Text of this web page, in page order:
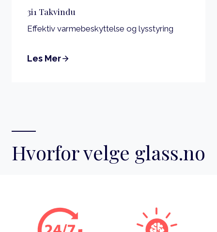
3i1 Takvindu
Effektiv varmebeskyttelse og lysstyring
Les Mer
Hvorfor velge glass.no